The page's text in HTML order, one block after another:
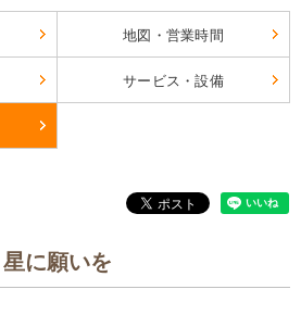
地図・営業時間
サービス・設備
星に願いを